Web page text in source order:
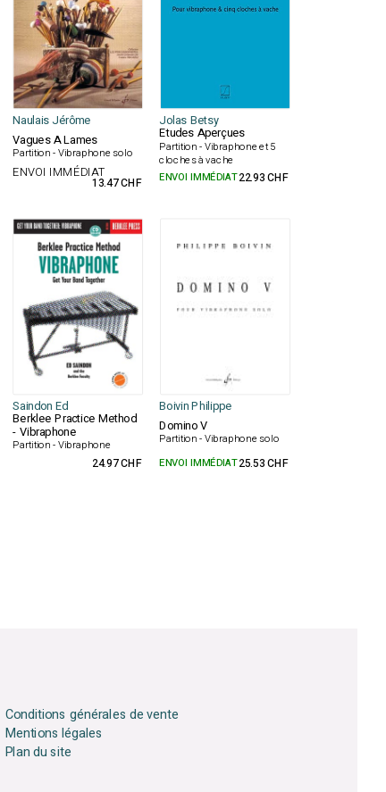
Naulais Jérôme
Jolas Betsy
Vagues A Lames
Partition - Vibraphone solo
Etudes Aperçues
Partition - Vibraphone et 5
cloches à vache
ENVOI IMMÉDIAT
13.47 CHF ENVOI IMMÉDIAT22.93 CHF
Saindon Ed Boivin Philippe
Berklee Practice Method
- Vibraphone
Partition - Vibraphone
Domino V
Partition - Vibraphone solo
24.97 CHF ENVOI IMMÉDIAT25.53 CHF
Conditions générales de vente
Mentions légales
Plan du site